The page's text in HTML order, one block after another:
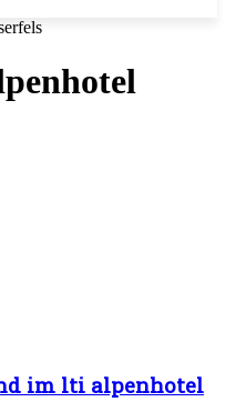
im lti alpenhotel